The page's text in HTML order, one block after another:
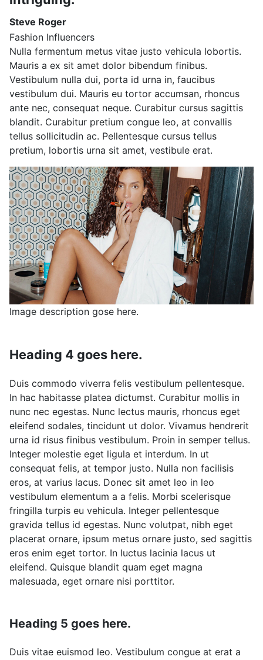
Steve Roger
Fashion Influencers
Nulla fermentum metus vitae justo vehicula lobortis.
Mauris a ex sit amet dolor bibendum finibus.
Vestibulum nulla dui, porta id urna in, faucibus
vestibulum dui. Mauris eu tortor accumsan, rhoncus
ante nec, consequat neque. Curabitur cursus sagittis
blandit. Curabitur pretium congue leo, at convallis
tellus sollicitudin ac. Pellentesque cursus tellus
pretium, lobortis urna sit amet, vestibule erat.
Image description gose here.
Heading 4 goes here.
Duis commodo viverra felis vestibulum pellentesque.
In hac habitasse platea dictumst. Curabitur mollis in
nunc nec egestas. Nunc lectus mauris, rhoncus eget
eleifend sodales, tincidunt ut dolor. Vivamus hendrerit
urna id risus finibus vestibulum. Proin in semper tellus.
Integer molestie eget ligula et interdum. In ut
consequat felis, at tempor justo. Nulla non facilisis
eros, at varius lacus. Donec sit amet leo in leo
vestibulum elementum a a felis. Morbi scelerisque
fringilla turpis eu vehicula. Integer pellentesque
gravida tellus id egestas. Nunc volutpat, nibh eget
placerat ornare, ipsum metus ornare justo, sed sagittis
eros enim eget tortor. In luctus lacinia lacus ut
eleifend. Quisque blandit quam eget magna
malesuada, eget ornare nisi porttitor.
Heading 5 goes here.
Duis vitae euismod leo. Vestibulum congue at erat a